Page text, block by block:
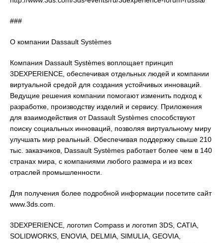
###
О компании Dassault Systèmes
Компания Dassault Systèmes воплощает принцип
3DEXPERIENCE, обеспечивая отдельных людей и компании
виртуальной средой для создания устойчивых инноваций.
Ведущие решения компании помогают изменить подход к
разработке, производству изделий и сервису. Приложения
для взаимодействия от Dassault Systèmes способствуют
поиску социальных инноваций, позволяя виртуальному миру
улучшать мир реальный. Обеспечивая поддержку свыше 210
тыс. заказчиков, Dassault Systèmes работает более чем в 140
странах мира, с компаниями любого размера и из всех
отраслей промышленности.
Для получения более подробной информации посетите сайт
www.3ds.com.
3DEXPERIENCE, логотип Compass и логотип 3DS, CATIA,
SOLIDWORKS, ENOVIA, DELMIA, SIMULIA, GEOVIA,